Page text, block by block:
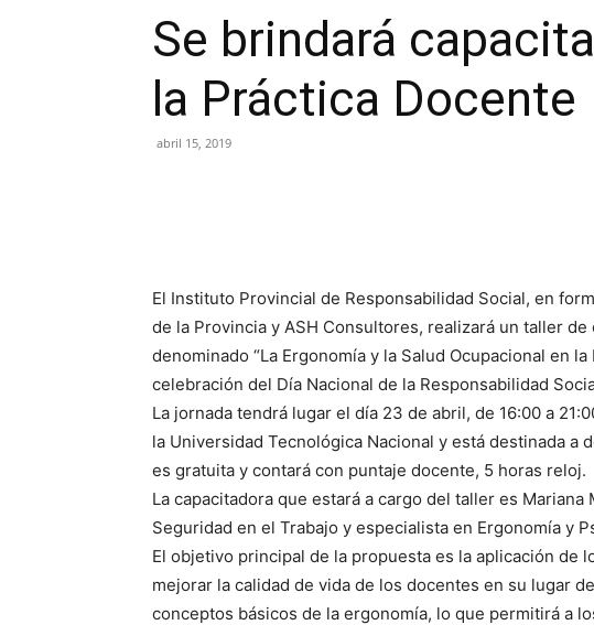
Se brindará
la Práctica Docente
abril 15, 2019
El Instituto Provincial de Responsabilidad Social, en
de la Provincia y ASH Consultores, realizará un taller
denominado “La Ergonomía y la Salud Ocupacional en
celebración del Día Nacional de la Responsabilidad
La jornada tendrá lugar el día 23 de abril, de 16:00 a
la Universidad Tecnológica Nacional y está destinada a
es gratuita y contará con puntaje docente, 5 horas reloj.
La capacitadora que estará a cargo del taller es
Seguridad en el Trabajo y especialista en Ergonomía y
El objetivo principal de la propuesta es la aplicación de
mejorar la calidad de vida de los docentes en su lugar
conceptos básicos de la ergonomía, lo que permitirá a